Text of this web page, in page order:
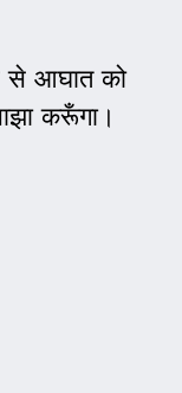
से आघात को
करूँगा।